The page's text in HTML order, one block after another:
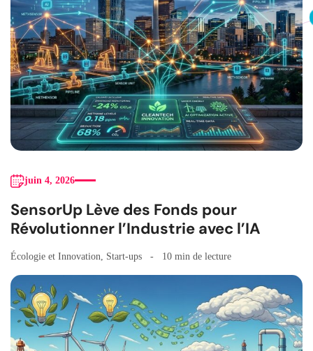
juin 4, 2026
SensorUp Lève des Fonds pour
Révolutionner l’Industrie avec l’IA
Écologie et Innovation Start-ups 10 min de lecture